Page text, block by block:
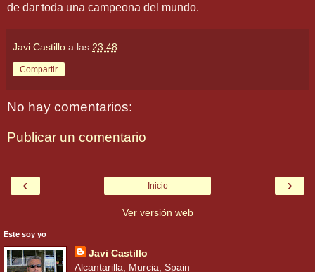
de dar toda una campeona del mundo.
Javi Castillo a las 23:48
Compartir
No hay comentarios:
Publicar un comentario
‹ ›
Inicio
Ver versión web
Este soy yo
Javi Castillo
Alcantarilla, Murcia, Spain